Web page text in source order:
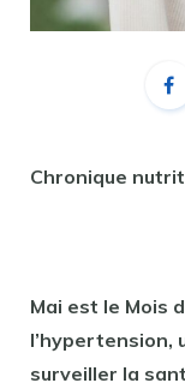
Chronique
Mai est le Mois
l’hypertension,
surveiller la